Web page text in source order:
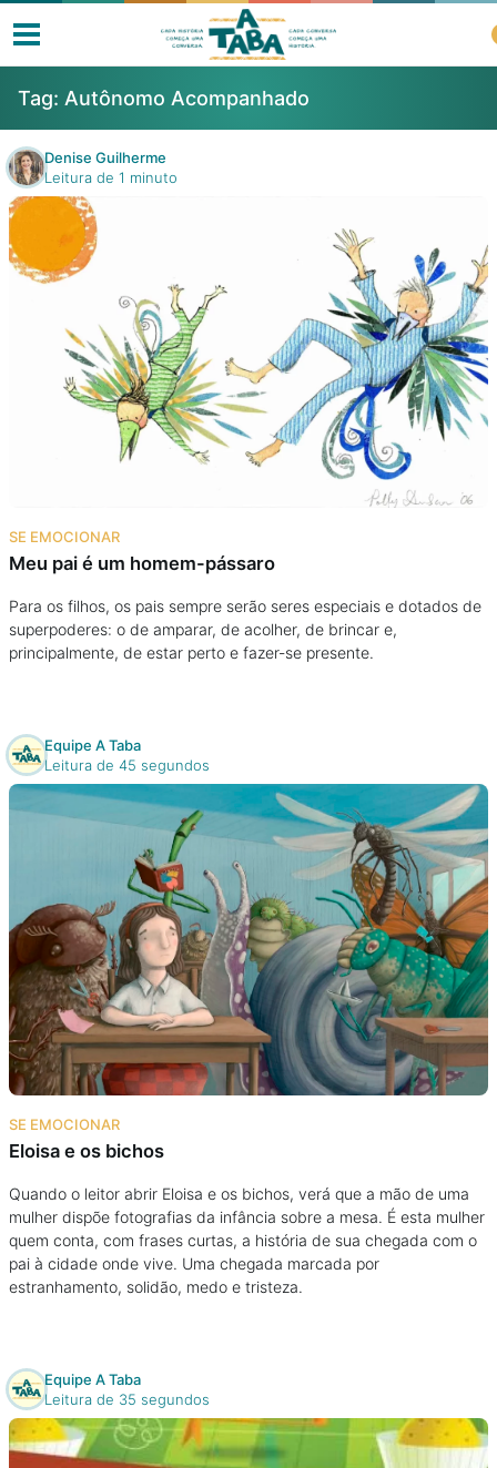
Livros
Resenhas
Clube de Leitores
Listas
Na família
Colunas
Colecionáveis
Cursos On line
Eventos
Podcast
Assine
Taba na Escola
Tag: Autônomo Acompanhado
Denise Guilherme
Leitura de 1 minuto
SE EMOCIONAR
Meu pai é um homem-pássaro
Para os filhos, os pais sempre serão seres especiais e dotados de
superpoderes: o de amparar, de acolher, de brincar e,
principalmente, de estar perto e fazer-se presente.
Equipe A Taba
Leitura de 45 segundos
SE EMOCIONAR
Eloisa e os bichos
Quando o leitor abrir Eloisa e os bichos, verá que a mão de uma
mulher dispõe fotografias da infância sobre a mesa. É esta mulher
quem conta, com frases curtas, a história de sua chegada com o
pai à cidade onde vive. Uma chegada marcada por
estranhamento, solidão, medo e tristeza.
Equipe A Taba
Leitura de 35 segundos